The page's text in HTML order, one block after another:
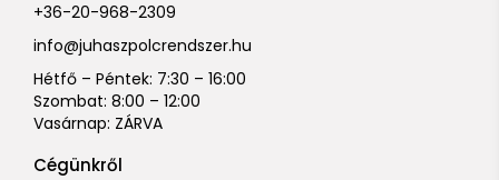
+36-20-968-2309
info@juhaszpolcrendszer.hu
Hétfő – Péntek: 7:30 – 16:00
Szombat: 8:00 – 12:00
Vasárnap: ZÁRVA
Cégünkről